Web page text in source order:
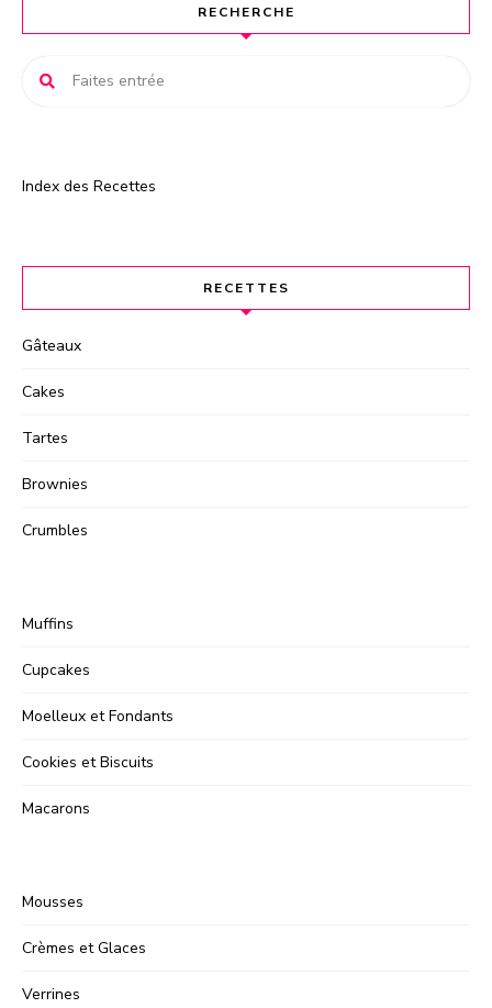
RECHERCHE
Index des Recettes
RECETTES
Gâteaux
Cakes
Tartes
Brownies
Crumbles
Muffins
Cupcakes
Moelleux et Fondants
Cookies et Biscuits
Macarons
Mousses
Crèmes et Glaces
Verrines